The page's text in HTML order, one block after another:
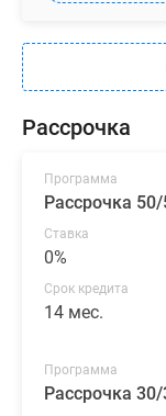
Рассрочка
Программа
Ставка
0%
Срок кредита
14 мес.
Программа